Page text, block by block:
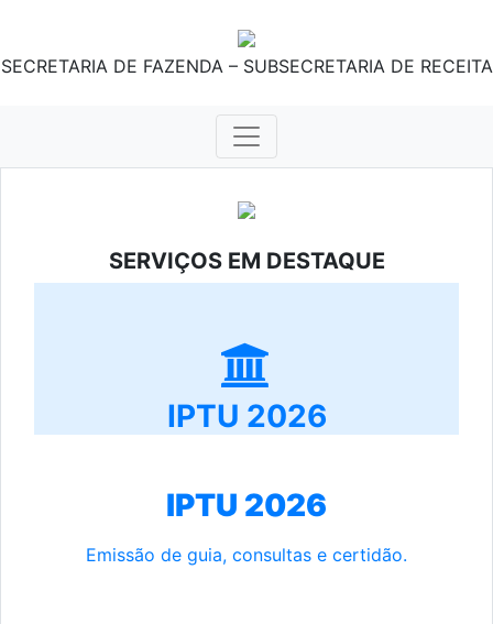
SECRETARIA DE FAZENDA – SUBSECRETARIA DE RECEITA
SERVIÇOS EM DESTAQUE
IPTU 2026
IPTU 2026
Emissão de guia, consultas e certidão.